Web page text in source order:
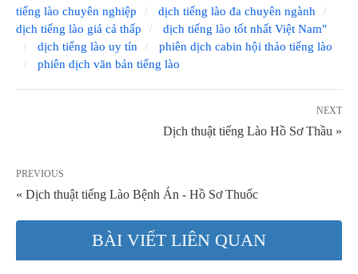
tiếng lào chuyên nghiệp
dịch tiếng lào đa chuyên ngành
dịch tiếng lào giá cả thấp
dịch tiếng lào tốt nhất Việt Nam"
dịch tiếng lào uy tín
phiên dịch cabin hội thảo tiếng lào
phiên dịch văn bản tiếng lào
NEXT
Dịch thuật tiếng Lào Hồ Sơ Thầu »
PREVIOUS
« Dịch thuật tiếng Lào Bệnh Án - Hồ Sơ Thuốc
BÀI VIẾT LIÊN QUAN